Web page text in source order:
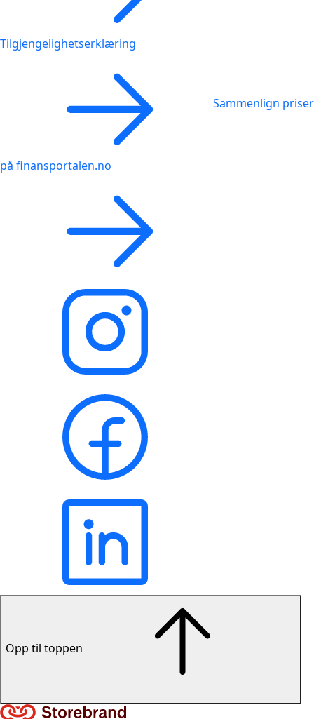
Tilgjengelighetserklæring
Sammenlign priser
på finansportalen.no
Opp til toppen
Lenke til forsiden